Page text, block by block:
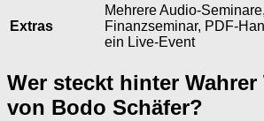
Extras
Mehrere Audio-
Finanzseminar, PDF-
ein Live-Event
Wer steckt hinter
von Bodo Schäfer?